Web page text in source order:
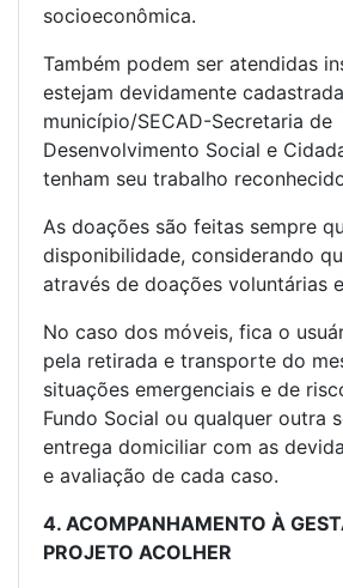
socioeconômica.
Também podem ser atendidas
estejam devidamente
município/SECAD-Secretaria de
Desenvolvimento Social e
tenham seu trabalho
As doações são feitas sempre
disponibilidade, considerando
através de doações voluntárias
No caso dos móveis, fica o
pela retirada e transporte do
situações emergenciais e de
Fundo Social ou qualquer outra
entrega domiciliar com as
e avaliação de cada caso.
4. ACOMPANHAMENTO À
PROJETO ACOLHER